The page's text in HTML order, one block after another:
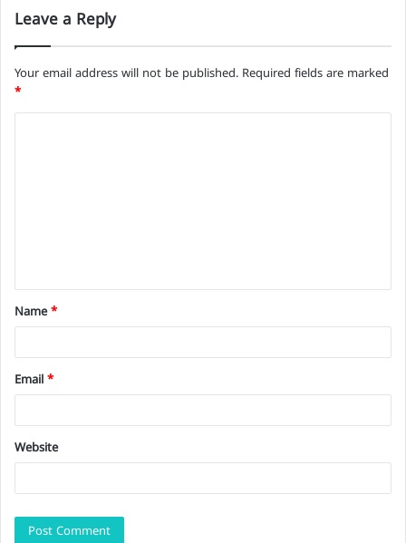
Leave a Reply
Your email address will not be published. Required fields are marked
*
t
*
Name*
Email *
Website